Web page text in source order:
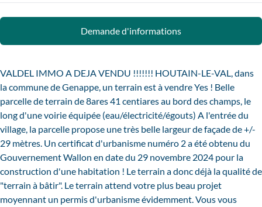
Demande d'informations
VALDEL IMMO A DEJA VENDU !!!!!!! HOUTAIN-LE-VAL, dans
la commune de Genappe, un terrain est à vendre Yes ! Belle
parcelle de terrain de 8ares 41 centiares au bord des champs, le
long d'une voirie équipée (eau/électricité/égouts) A l'entrée du
village, la parcelle propose une très belle largeur de façade de +/-
29 mètres. Un certificat d'urbanisme numéro 2 a été obtenu du
Gouvernement Wallon en date du 29 novembre 2024 pour la
construction d'une habitation ! Le terrain a donc déjà la qualité de
"terrain à bâtir". Le terrain attend votre plus beau projet
moyennant un permis d'urbanisme évidemment. Vous vous